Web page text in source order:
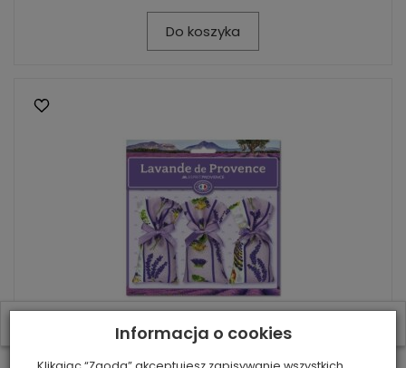
Do koszyka
W ostatnich 7 dniach produktem interesują się
Informacja o cookies